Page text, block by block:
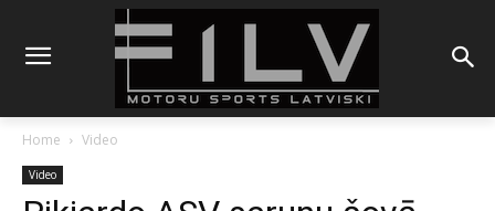
Home Video
Video